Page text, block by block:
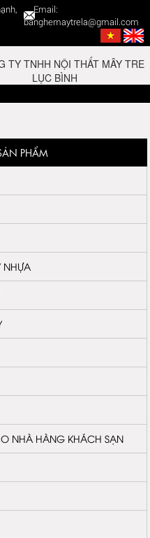
Email:
banghemaytrela@gmail.com
PHẨM
NHỰA
NHÀ HÀNG KHÁCH SẠN